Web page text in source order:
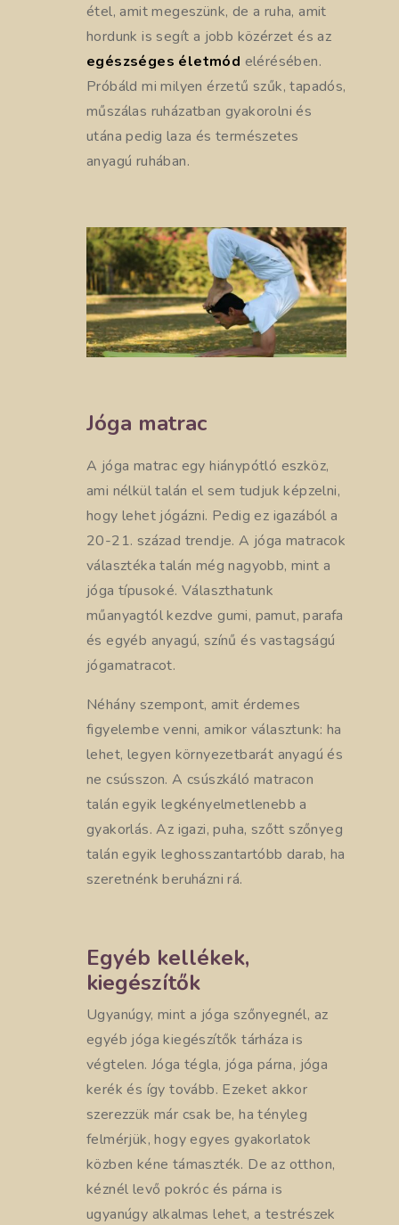
étel, amit megeszünk, de a ruha, amit
hordunk is segít a jobb közérzet és az
egészséges életmód elérésében.
Próbáld mi milyen érzetű szűk, tapadós,
műszálas ruházatban gyakorolni és
utána pedig laza és természetes
anyagú ruhában.
Jóga matrac
A jóga matrac egy hiánypótló eszköz,
ami nélkül talán el sem tudjuk képzelni,
hogy lehet jógázni. Pedig ez igazából a
20-21. század trendje. A jóga matracok
választéka talán még nagyobb, mint a
jóga típusoké. Választhatunk
műanyagtól kezdve gumi, pamut, parafa
és egyéb anyagú, színű és vastagságú
jógamatracot.
Néhány szempont, amit érdemes
figyelembe venni, amikor választunk: ha
lehet, legyen környezetbarát anyagú és
ne csússzon. A csúszkáló matracon
talán egyik legkényelmetlenebb a
gyakorlás. Az igazi, puha, szőtt szőnyeg
talán egyik leghosszantartóbb darab, ha
szeretnénk beruházni rá.
Egyéb kellékek,
kiegészítők
Ugyanúgy, mint a jóga szőnyegnél, az
egyéb jóga kiegészítők tárháza is
végtelen. Jóga tégla, jóga párna, jóga
kerék és így tovább. Ezeket akkor
szerezzük már csak be, ha tényleg
felmérjük, hogy egyes gyakorlatok
közben kéne támaszték. De az otthon,
kéznél levő pokróc és párna is
ugyanúgy alkalmas lehet, a testrészek